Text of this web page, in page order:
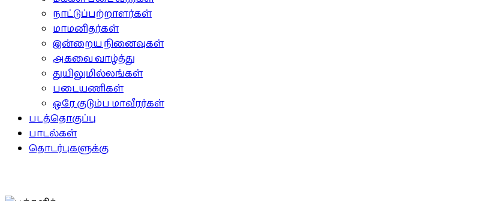
நாட்டுப்பற்றாளர்கள்
மாமனிதர்கள்
இன்றைய நினைவுகள்
அகவை வாழ்த்து
துயிலுமில்லங்கள்
படையணிகள்
ஒரே குடும்ப மாவீரர்கள்
படத்தொகுப்பு
பாடல்கள்
தொடர்புகளுக்கு